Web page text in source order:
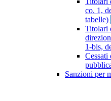
co. 1,
tabelle)
Titolari
1-bis,
Cessati
Sanzioni per